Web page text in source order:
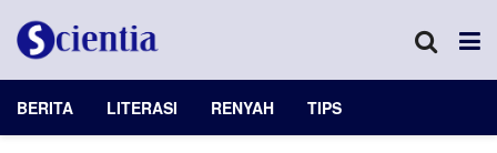
BERITA LITERASI RENYAH TIPS